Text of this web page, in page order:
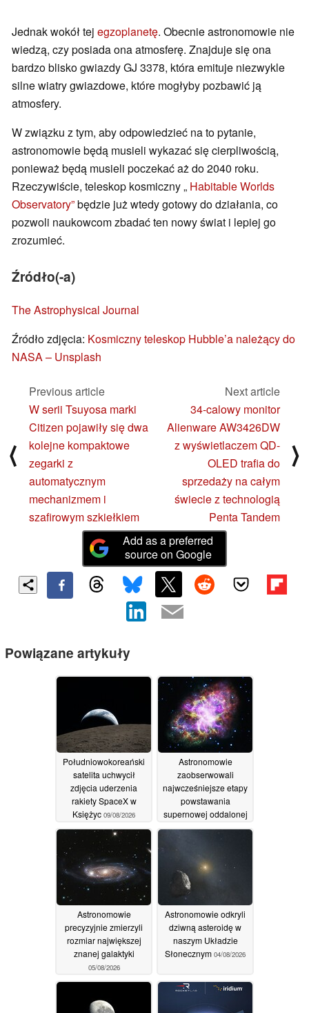
Jednak wokół tej egzoplanetę. Obecnie astronomowie nie
wiedzą, czy posiada ona atmosferę. Znajduje się ona
bardzo blisko gwiazdy GJ 3378, która emituje niezwykle
silne wiatry gwiazdowe, które mogłyby pozbawić ją
atmosfery.
W związku z tym, aby odpowiedzieć na to pytanie,
astronomowie będą musieli wykazać się cierpliwością,
ponieważ będą musieli poczekać aż do 2040 roku.
Rzeczywiście, teleskop kosmiczny „ Habitable Worlds
Observatory”będzie już wtedy gotowy do działania, co
pozwoli naukowcom zbadać ten nowy świat i lepiej go
zrozumieć.
Źródło(-a)
The Astrophysical Journal
Źródło zdjęcia: Kosmiczny teleskop Hubble’a należący do
NASA – Unsplash
⟨
Previous article
W serii Tsuyosa marki
Citizen pojawiły się dwa
kolejne kompaktowe
zegarki z
automatycznym
mechanizmem i
szafirowym szkiełkiem
Next article
34-calowy monitor
Alienware AW3426DW
z wyświetlaczem QD-
OLED trafia do
sprzedaży na całym
świecie z technologią
Penta Tandem
⟩
Add as a preferred
source on Google
Powiązane artykuły
Południowokoreański
satelita uchwycił
zdjęcia uderzenia
rakiety SpaceX w
Księżyc 09/08/2026
Astronomowie
zaobserwowali
najwcześniejsze etapy
powstawania
supernowej oddalonej
o 500 milionów lat
Astronomowie
precyzyjnie zmierzyli
rozmiar największej
znanej galaktyki
05/08/2026
Astronomowie odkryli
dziwną asteroidę w
naszym Układzie
Słonecznym 04/08/2026